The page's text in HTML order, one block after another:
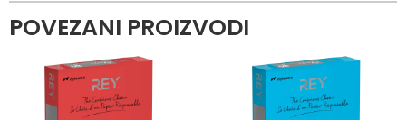
POVEZANI PROIZVODI